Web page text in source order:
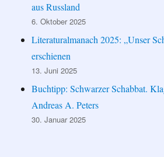
aus Russland
6. Oktober 2025
Literaturalmanach 2025: „Unser
erschienen
13. Juni 2025
Buchtipp: Schwarzer Schabbat.
Andreas A. Peters
30. Januar 2025